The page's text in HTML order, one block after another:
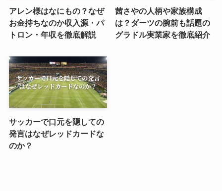
アレン様はなにもの？なぜ
お金持ちなのか収入源・パ
トロン・年収を徹底解説
茜さやの人柄や家族構成
は？ダーツの腕前も話題の
グラドル実業家を徹底紹介
サッカーで口元を隠しての
発言はなぜレッドカードな
のか？